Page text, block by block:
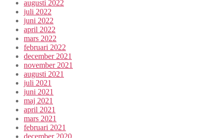
augusti 2022
juli 2022
juni 2022
april 2022
mars 2022
februari 2022
december 2021
november 2021
augusti 2021
juli 2021
juni 2021
maj 2021
april 2021
mars 2021
februari 2021